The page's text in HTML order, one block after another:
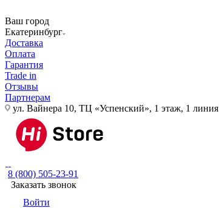
Ваш город
Екатеринбург
Доставка
Оплата
Гарантия
Trade in
Отзывы
Партнерам
ул. Вайнера 10, ТЦ «Успенский», 1 этаж, 1 линия
8 (800) 505-23-91
Заказать звонок
Войти